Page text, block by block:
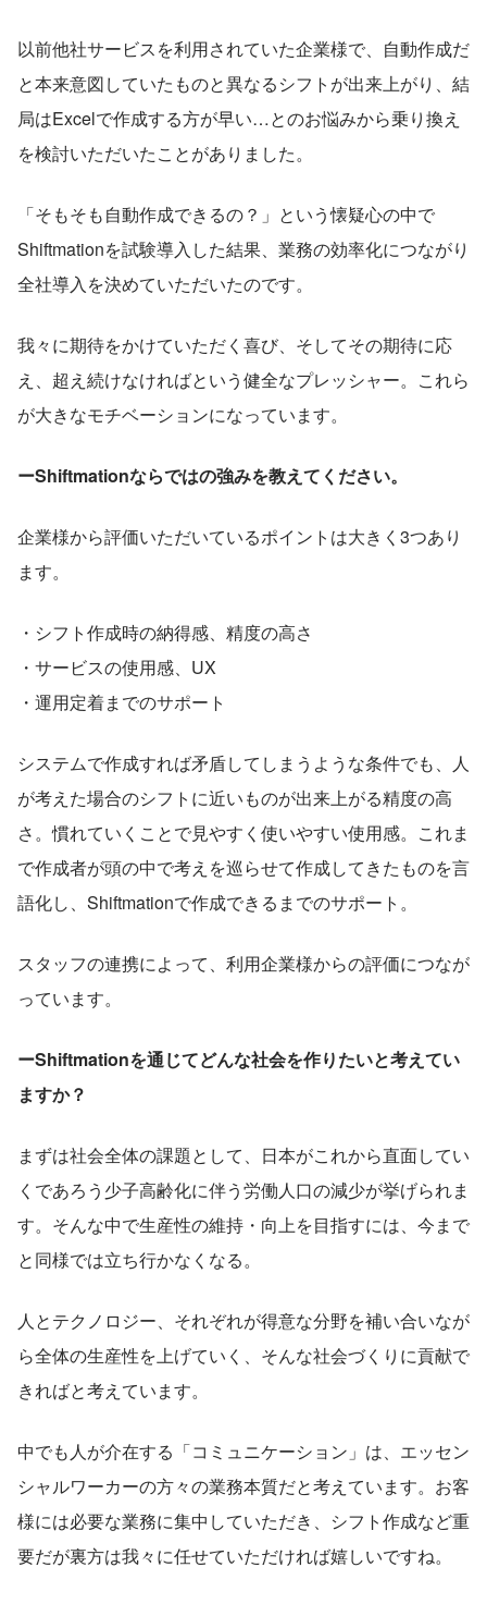
以前他社サービスを利用されていた企業様で、自動作成だ
と本来意図していたものと異なるシフトが出来上がり、結
局はExcelで作成する方が早い…とのお悩みから乗り換え
を検討いただいたことがありました。
「そもそも自動作成できるの？」という懐疑心の中で
Shiftmationを試験導入した結果、業務の効率化につながり
全社導入を決めていただいたのです。
我々に期待をかけていただく喜び、そしてその期待に応
え、超え続けなければという健全なプレッシャー。これら
が大きなモチベーションになっています。
ーShiftmationならではの強みを教えてください。
企業様から評価いただいているポイントは大きく3つあり
ます。
・シフト作成時の納得感、精度の高さ
・サービスの使用感、UX
・運用定着までのサポート
システムで作成すれば矛盾してしまうような条件でも、人
が考えた場合のシフトに近いものが出来上がる精度の高
さ。慣れていくことで見やすく使いやすい使用感。これま
で作成者が頭の中で考えを巡らせて作成してきたものを言
語化し、Shiftmationで作成できるまでのサポート。
スタッフの連携によって、利用企業様からの評価につなが
っています。
ーShiftmationを通じてどんな社会を作りたいと考えてい
ますか？
まずは社会全体の課題として、日本がこれから直面してい
くであろう少子高齢化に伴う労働人口の減少が挙げられま
す。そんな中で生産性の維持・向上を目指すには、今まで
と同様では立ち行かなくなる。
人とテクノロジー、それぞれが得意な分野を補い合いなが
ら全体の生産性を上げていく、そんな社会づくりに貢献で
きればと考えています。
中でも人が介在する「コミュニケーション」は、エッセン
シャルワーカーの方々の業務本質だと考えています。お客
様には必要な業務に集中していただき、シフト作成など重
要だが裏方は我々に任せていただければ嬉しいですね。